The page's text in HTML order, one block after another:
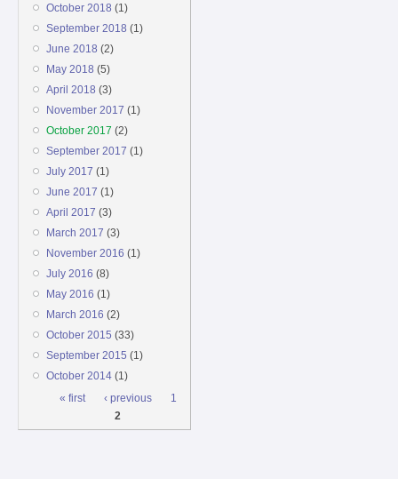
October 2018 (1)
September 2018 (1)
June 2018 (2)
May 2018 (5)
April 2018 (3)
November 2017 (1)
October 2017 (2)
September 2017 (1)
July 2017 (1)
June 2017 (1)
April 2017 (3)
March 2017 (3)
November 2016 (1)
July 2016 (8)
May 2016 (1)
March 2016 (2)
October 2015 (33)
September 2015 (1)
October 2014(1)
Pages« first ‹ previous
1
2